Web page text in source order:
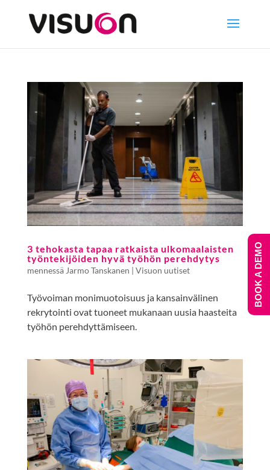
3 tehokasta tapaa ratkaista ulkomaalaisten
työntekijöiden hyvä työhön perehdytys
mennessä Jarmo Tanskanen | Visuon uutiset
Työvoiman monimuotoisuus ja kansainvälinen
rekrytointi ovat tuoneet mukanaan uusia haasteita
työhön perehdyttämiseen.
BOOK A DEMO